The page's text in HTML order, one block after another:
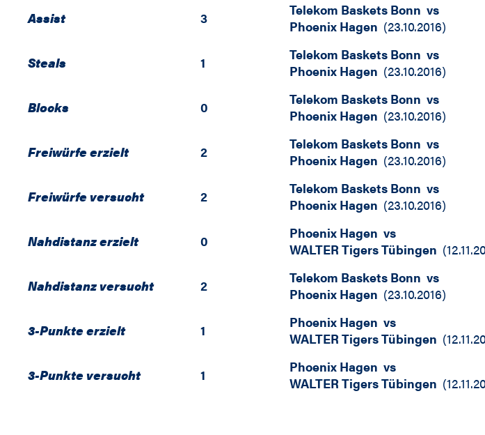
Assist 3 Telekom Baskets Bonn vs
Phoenix Hagen (23.10.2016)
Steals 1 Telekom Baskets Bonn vs
Phoenix Hagen (23.10.2016)
Blocks 0 Telekom Baskets Bonn vs
Phoenix Hagen (23.10.2016)
Freiwürfe erzielt 2 Telekom Baskets Bonn vs
Phoenix Hagen (23.10.2016)
Freiwürfe versucht 2 Telekom Baskets Bonn vs
Phoenix Hagen (23.10.2016)
Nahdistanz erzielt 0 Phoenix Hagen vs
WALTER Tigers Tübingen (
Nahdistanz versucht 2 Telekom Baskets Bonn vs
Phoenix Hagen (23.10.2016)
3-Punkte erzielt 1 Phoenix Hagen vs
WALTER Tigers Tübingen (
3-Punkte versucht 1 Phoenix Hagen vs
WALTER Tigers Tübingen (